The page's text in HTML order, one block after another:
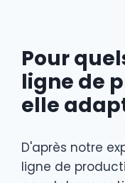
Pour
ligne de
elle
D'après notre
ligne de